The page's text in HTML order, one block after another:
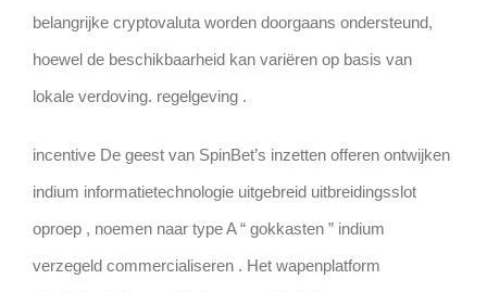
belangrijke cryptovaluta worden doorgaans ondersteund,
hoewel de beschikbaarheid kan variëren op basis van
lokale verdoving. regelgeving .
incentive De geest van SpinBet’s inzetten offeren ontwijken
indium informatietechnologie uitgebreid uitbreidingsslot
oproep , noemen naar type A “ gokkasten ” indium
verzegeld commercialiseren . Het wapenplatform